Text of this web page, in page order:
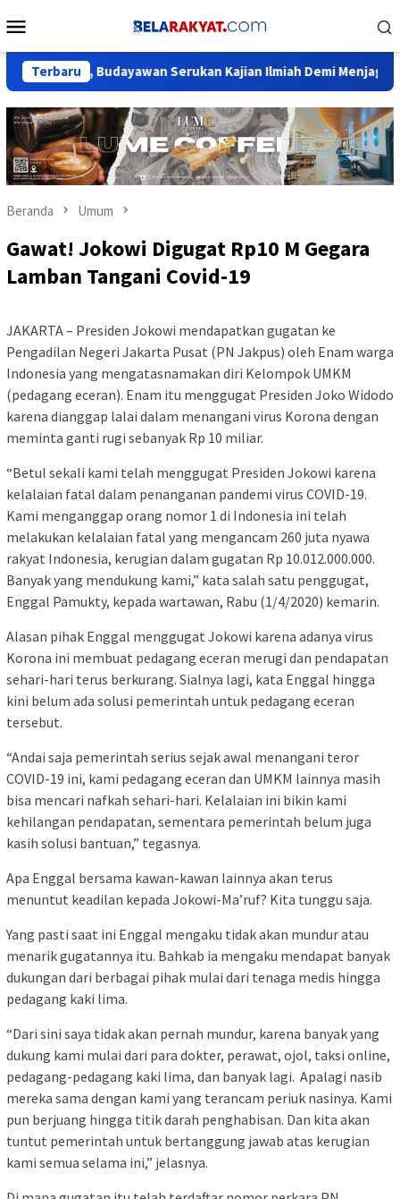
ke
Mobile
TerbaruSerukan Kajian Ilmiah Demi Menjaga Marwah
Beranda Umum
Gawat! Jokowi Digugat Rp10 M Gegara
Lamban Tangani Covid-19
JAKARTA – Presiden Jokowi mendapatkan gugatan ke
Pengadilan Negeri Jakarta Pusat (PN Jakpus) oleh Enam warga
Indonesia yang mengatasnamakan diri Kelompok UMKM
(pedagang eceran). Enam itu menggugat Presiden Joko Widodo
karena dianggap lalai dalam menangani virus Korona dengan
meminta ganti rugi sebanyak Rp 10 miliar.
“Betul sekali kami telah menggugat Presiden Jokowi karena
kelalaian fatal dalam penanganan pandemi virus COVID-19.
Kami menganggap orang nomor 1 di Indonesia ini telah
melakukan kelalaian fatal yang mengancam 260 juta nyawa
rakyat Indonesia, kerugian dalam gugatan Rp 10.012.000.000.
Banyak yang mendukung kami,” kata salah satu penggugat,
Enggal Pamukty, kepada wartawan, Rabu (1/4/2020) kemarin.
Alasan pihak Enggal menggugat Jokowi karena adanya virus
Korona ini membuat pedagang eceran merugi dan pendapatan
sehari-hari terus berkurang. Sialnya lagi, kata Enggal hingga
kini belum ada solusi pemerintah untuk pedagang eceran
tersebut.
“Andai saja pemerintah serius sejak awal menangani teror
COVID-19 ini, kami pedagang eceran dan UMKM lainnya masih
bisa mencari nafkah sehari-hari. Kelalaian ini bikin kami
kehilangan pendapatan, sementara pemerintah belum juga
kasih solusi bantuan,” tegasnya.
Apa Enggal bersama kawan-kawan lainnya akan terus
menuntut keadilan kepada Jokowi-Ma’ruf? Kita tunggu saja.
Yang pasti saat ini Enggal mengaku tidak akan mundur atau
menarik gugatannya itu. Bahkab ia mengaku mendapat banyak
dukungan dari berbagai pihak mulai dari tenaga medis hingga
pedagang kaki lima.
“Dari sini saya tidak akan pernah mundur, karena banyak yang
dukung kami mulai dari para dokter, perawat, ojol, taksi online,
pedagang-pedagang kaki lima, dan banyak lagi. Apalagi nasib
mereka sama dengan kami yang terancam periuk nasinya. Kami
pun berjuang hingga titik darah penghabisan. Dan kita akan
tuntut pemerintah untuk bertanggung jawab atas kerugian
kami semua selama ini,” jelasnya.